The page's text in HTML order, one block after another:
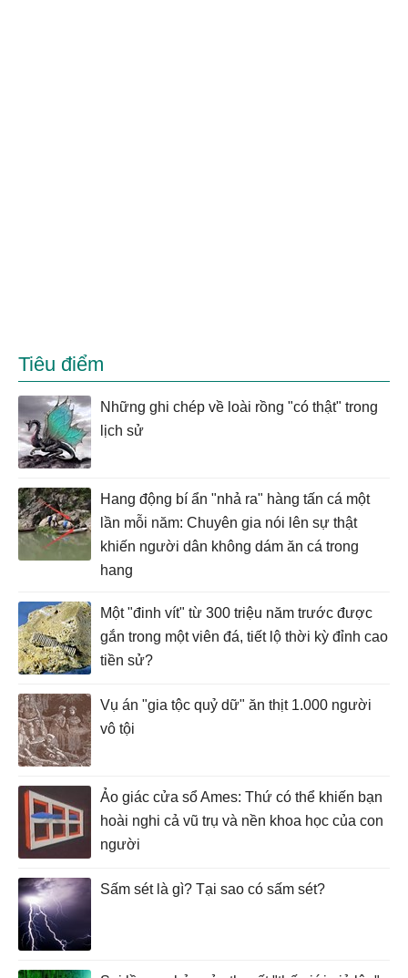
Tiêu điểm
Những ghi chép về loài rồng "có thật" trong
lịch sử
Hang động bí ẩn "nhả ra" hàng tấn cá một
lần mỗi năm: Chuyên gia nói lên sự thật
khiến người dân không dám ăn cá trong
hang
Một "đinh vít" từ 300 triệu năm trước được
gắn trong một viên đá, tiết lộ thời kỳ đỉnh cao
tiền sử?
Vụ án "gia tộc quỷ dữ" ăn thịt 1.000 người
vô tội
Ảo giác cửa sổ Ames: Thứ có thể khiến bạn
hoài nghi cả vũ trụ và nền khoa học của con
người
Sấm sét là gì? Tại sao có sấm sét?